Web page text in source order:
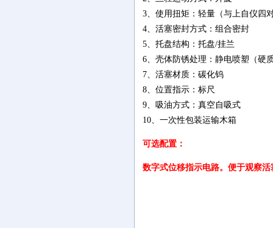
3、使用扭矩：轻量（与上自仪四
4、活塞密封方式：组合密封
5、托盘结构：托盘/挂兰
6、壳体防锈处理：静电喷塑（硬
7、活塞材质：碳化钨
8、位置指示：标尺
9、吸油方式：真空自吸式
10、一次性包装运输木箱
可选配置：
数字式位移指示电路。便于观察